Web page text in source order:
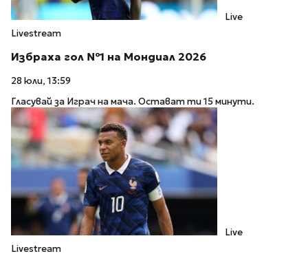
Live
Livestream
Избраха гол №1 на Мондиал 2026
28 юли, 13:59
Гласувай за Играч на мача. Остават ти 15 минути.
Live
Livestream